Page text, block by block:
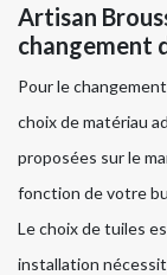
Artisan
changement
Pour le
choix de matériau
proposées sur le
fonction de votre
Le choix de tuiles
installation